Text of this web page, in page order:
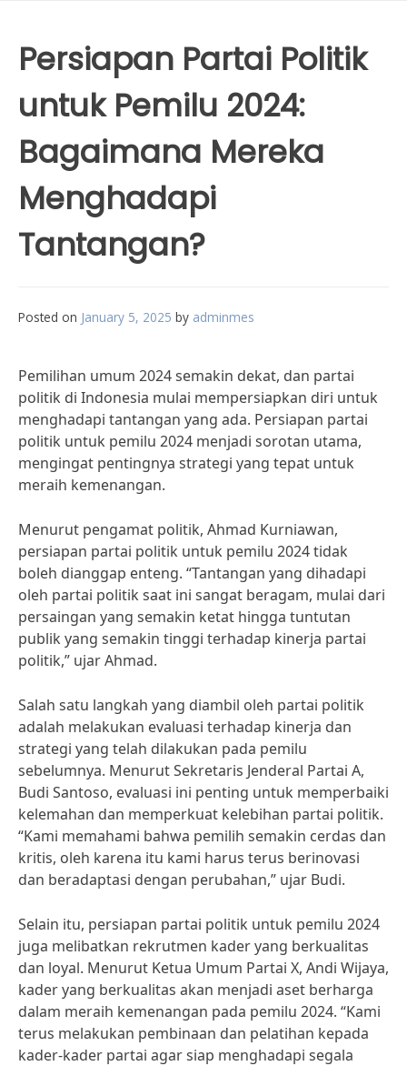
Persiapan Partai Politik
untuk Pemilu 2024:
Bagaimana Mereka
Menghadapi
Tantangan?
Posted on January 5, 2025 by adminmes
Pemilihan umum 2024 semakin dekat, dan partai
politik di Indonesia mulai mempersiapkan diri untuk
menghadapi tantangan yang ada. Persiapan partai
politik untuk pemilu 2024 menjadi sorotan utama,
mengingat pentingnya strategi yang tepat untuk
meraih kemenangan.
Menurut pengamat politik, Ahmad Kurniawan,
persiapan partai politik untuk pemilu 2024 tidak
boleh dianggap enteng. “Tantangan yang dihadapi
oleh partai politik saat ini sangat beragam, mulai dari
persaingan yang semakin ketat hingga tuntutan
publik yang semakin tinggi terhadap kinerja partai
politik,” ujar Ahmad.
Salah satu langkah yang diambil oleh partai politik
adalah melakukan evaluasi terhadap kinerja dan
strategi yang telah dilakukan pada pemilu
sebelumnya. Menurut Sekretaris Jenderal Partai A,
Budi Santoso, evaluasi ini penting untuk memperbaiki
kelemahan dan memperkuat kelebihan partai politik.
“Kami memahami bahwa pemilih semakin cerdas dan
kritis, oleh karena itu kami harus terus berinovasi
dan beradaptasi dengan perubahan,” ujar Budi.
Selain itu, persiapan partai politik untuk pemilu 2024
juga melibatkan rekrutmen kader yang berkualitas
dan loyal. Menurut Ketua Umum Partai X, Andi Wijaya,
kader yang berkualitas akan menjadi aset berharga
dalam meraih kemenangan pada pemilu 2024. “Kami
terus melakukan pembinaan dan pelatihan kepada
kader-kader partai agar siap menghadapi segala